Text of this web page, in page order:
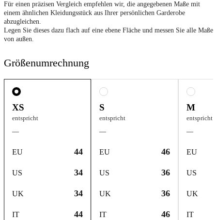
Für einen präzisen Vergleich empfehlen wir, die angegebenen Maße mit
einem ähnlichen Kleidungsstück aus Ihrer persönlichen Garderobe
abzugleichen.
Legen Sie dieses dazu flach auf eine ebene Fläche und messen Sie alle Maße
von außen.
Größenumrechnung
XS
entspricht
—
EU 44
US 34
UK 34
IT 44
S
entspricht
—
EU 46
US 36
UK 36
IT 46
M
entspricht
—
EU
US
UK
IT